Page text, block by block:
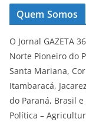
Quem Somos
O Jornal GAZETA
Norte Pioneiro do
Santa Mariana,
Itambaracá,
do Paraná, Brasil
Política –